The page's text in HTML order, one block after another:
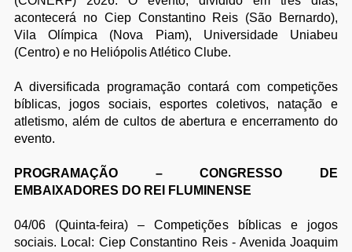
acontecerá no Ciep Constantino Reis (São Bernardo),
Vila Olímpica (Nova Piam), Universidade Uniabeu
(Centro) e no Heliópolis Atlético Clube.
A diversificada programação contará com competições
bíblicas, jogos sociais, esportes coletivos, natação e
atletismo, além de cultos de abertura e encerramento do
evento.
PROGRAMAÇÃO – CONGRESSO DE
EMBAIXADORES DO REI FLUMINENSE
04/06 (Quinta-feira) – Competições bíblicas e jogos
sociais. Local: Ciep Constantino Reis - Avenida Joaquim